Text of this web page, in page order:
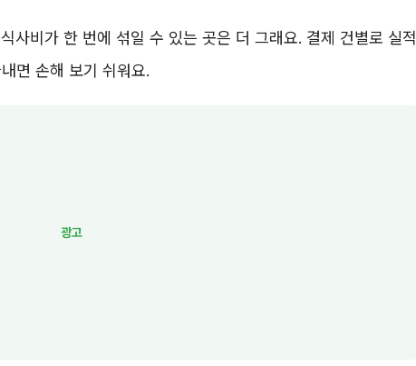
사비가 한 번에 섞일 수 있는 곳은 더 그래요. 결제 건별로 실적
면 손해 보기 쉬워요.